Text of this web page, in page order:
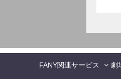
FANY関連サービス 劇